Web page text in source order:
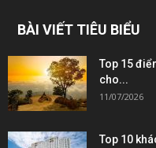
BÀI VIẾT TIÊU BIỂU
Top 15
cho...
11/07/2026
Top 10